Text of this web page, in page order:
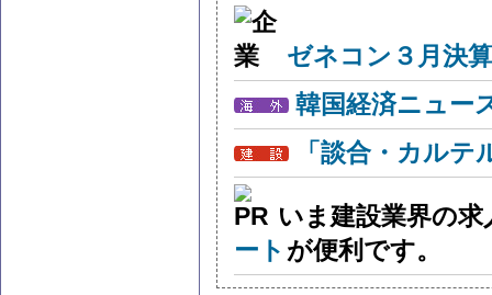
ゼネコン３月決
韓国経済ニュー
「談合・カル
いま建設業界の
ート が便利です。